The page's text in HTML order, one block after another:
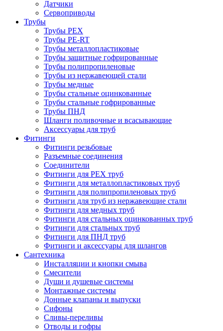
Датчики
Сервоприводы
Трубы
Трубы PEX
Трубы PE-RT
Трубы металлопластиковые
Трубы защитные гофрированные
Трубы полипропиленовые
Трубы из нержавеющей стали
Трубы медные
Трубы стальные оцинкованные
Трубы стальные гофрированные
Трубы ПНД
Шланги поливочные и всасывающие
Аксессуары для труб
Фитинги
Фитинги резьбовые
Разъемные соединения
Соединители
Фитинги для PEX труб
Фитинги для металлопластиковых труб
Фитинги для полипропиленовых труб
Фитинги для труб из нержавеющие стали
Фитинги для медных труб
Фитинги для стальных оцинкованных труб
Фитинги для стальных труб
Фитинги для ПНД труб
Фитинги и аксессуары для шлангов
Сантехника
Инсталляции и кнопки смыва
Смесители
Души и душевые системы
Монтажные системы
Донные клапаны и выпуски
Сифоны
Сливы-переливы
Отводы и гофры